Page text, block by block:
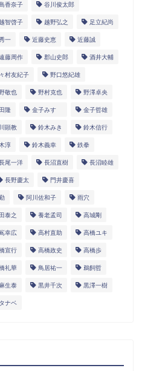
香奈子 谷川俊太郎
越智啓子 越野弘之 足立紀尚
一 近藤史恵 近藤誠
藤周作 郡山史郎 酒井大輔
村友紀子 野口悠紀雄
敬也 野村克也 野澤卓央
隆 金子みすゞ 金子哲雄
顕教 鈴木みき 鈴木信行
淳 鈴木義幸 鉄拳
尾一洋 長沼直樹 長沼睦雄
長野慶太 門井慶喜
阿川佐和子 雨穴
泰之 養老孟司 高城剛
幸広 高村直助 高橋ユキ
宣行 高橋政史 高橋歩
礼華 鳥居祐一 鵜飼哲
麻生泰 黒井千次 黒澤一樹
ナベ